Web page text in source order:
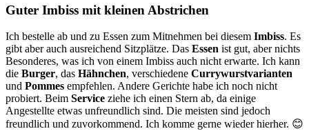
Guter Imbiss mit kleinen Abstrichen
Ich bestelle ab und zu Essen zum Mitnehmen bei diesem Imbiss. Es
gibt aber auch ausreichend Sitzplätze. Das Essen ist gut, aber nichts
Besonderes, was ich von einem Imbiss auch nicht erwarte. Ich kann
die Burger, das Hähnchen, verschiedene Currywurstvarianten
und Pommes empfehlen. Andere Gerichte habe ich noch nicht
probiert. Beim Service ziehe ich einen Stern ab, da einige
Angestellte etwas unfreundlich sind. Die meisten sind jedoch
freundlich und zuvorkommend. Ich komme gerne wieder hierher. 😊